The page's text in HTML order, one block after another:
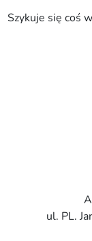
Szykuje się coś
ul. PL.